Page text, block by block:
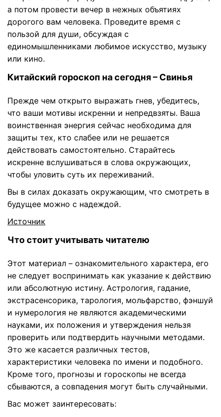
а потом провести вечер в нежных объятиях
дорогого вам человека. Проведите время с
пользой для души, обсуждая с
единомышленниками любимое искусство, музыку
или кино.
Китайский гороскоп на сегодня – Свинья
Прежде чем открыто выражать гнев, убедитесь,
что ваши мотивы искренни и непредвзяты. Ваша
воинственная энергия сейчас необходима для
защиты тех, кто слабее или не решается
действовать самостоятельно. Старайтесь
искренне вслушиваться в слова окружающих,
чтобы уловить суть их переживаний.
Вы в силах доказать окружающим, что смотреть в
будущее можно с надеждой.
Источник
Что стоит учитывать читателю
Этот материал – ознакомительного характера, его
не следует воспринимать как указание к действию
или абсолютную истину. Астрология, гадание,
экстрасенсорика, тарология, мольфарство, фэншуй
и нумерология не являются академическими
науками, их положения и утверждения нельзя
проверить или подтвердить научными методами.
Это же касается различных тестов,
характеристики человека по имени и подобного.
Кроме того, прогнозы и гороскопы не всегда
сбываются, а совпадения могут быть случайными.
Вас может заинтересовать: